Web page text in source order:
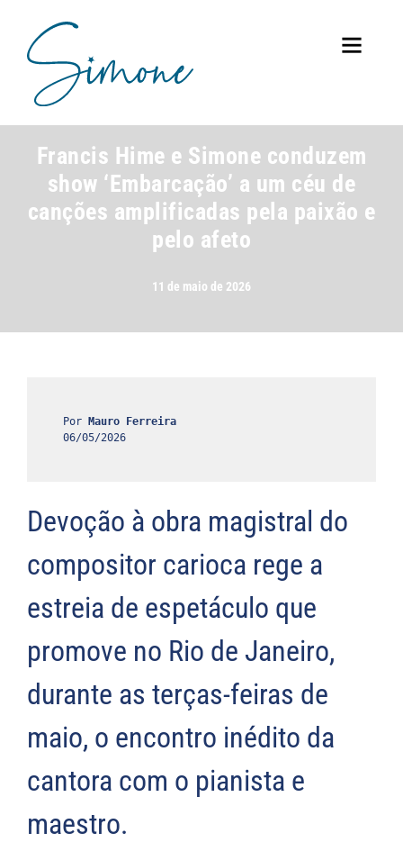
Francis Hime e Simone conduzem
show ‘Embarcação’ a um céu de
canções amplificadas pela paixão e
pelo afeto
11 de maio de 2026
Por
06/05/2026
Devoção à obra magistral do
compositor carioca rege a
estreia de espetáculo que
promove no Rio de Janeiro,
durante as terças-feiras de
maio, o encontro inédito da
cantora com o pianista e
maestro.